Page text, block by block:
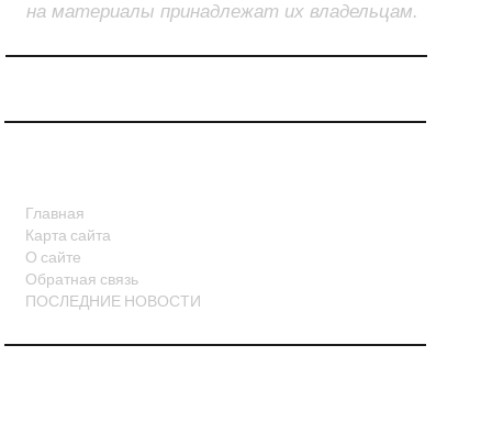
на материалы принадлежат их владельцам.
Главная
Карта сайта
О сайте
Обратная связь
ПОСЛЕДНИЕ НОВОСТИ